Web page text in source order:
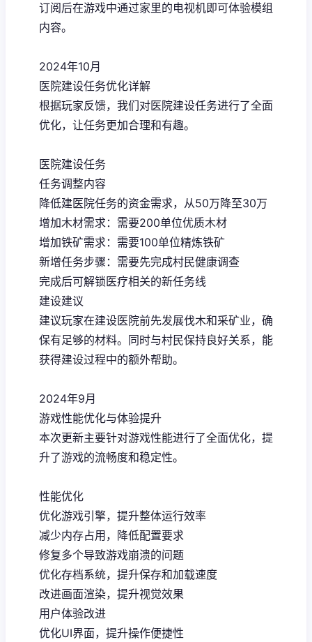
订阅后在游戏中通过家里的电视机即可体验模组
内容。
2024年10月
医院建设任务优化详解
根据玩家反馈，我们对医院建设任务进行了全面
优化，让任务更加合理和有趣。
医院建设任务
任务调整内容
降低建医院任务的资金需求，从50万降至30万
增加木材需求：需要200单位优质木材
增加铁矿需求：需要100单位精炼铁矿
新增任务步骤：需要先完成村民健康调查
完成后可解锁医疗相关的新任务线
建设建议
建议玩家在建设医院前先发展伐木和采矿业，确
保有足够的材料。同时与村民保持良好关系，能
获得建设过程中的额外帮助。
2024年9月
游戏性能优化与体验提升
本次更新主要针对游戏性能进行了全面优化，提
升了游戏的流畅度和稳定性。
性能优化
优化游戏引擎，提升整体运行效率
减少内存占用，降低配置要求
修复多个导致游戏崩溃的问题
优化存档系统，提升保存和加载速度
改进画面渲染，提升视觉效果
用户体验改进
优化UI界面，提升操作便捷性